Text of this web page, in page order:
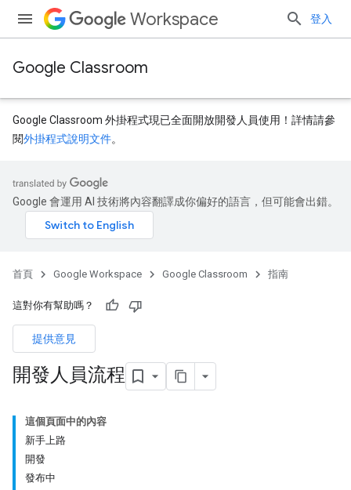
Workspace 登入
Google Classroom
Google Classroom 外掛程式現已全面開放開發人員使用！詳情請參
閱外掛程式說明文件。
Google 會運用 AI 技術將內容翻譯成你偏好的語言，但可能會出錯。
首頁 Google Workspace Google Classroom 指南
這對你有幫助嗎？
提供意見
開發人員流程
這個頁面中的內容
新手上路
開發
發布中